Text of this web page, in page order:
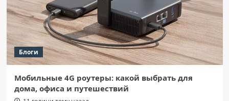
Блоги
Мобильные 4G роутеры: какой выбрать для
дома, офиса и путешествий